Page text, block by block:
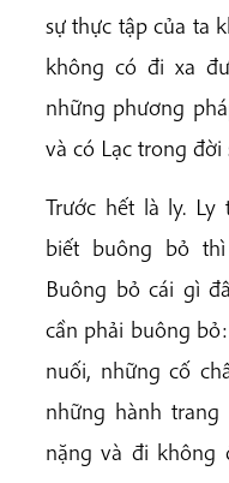
sự thực tập của ta
không có đi xa
những phương
và có Lạc trong đời
Trước hết là ly.
biết buông bỏ
Buông bỏ cái gì
cần phải buông
nuối, những cố
những hành
nặng và đi không